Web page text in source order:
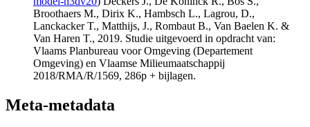
Broothaers M., Dirix K., Hambsch L., Lagrou, D.,
Lanckacker T., Matthijs, J., Rombaut B., Van Baelen K. &
Van Haren T., 2019. Studie uitgevoerd in opdracht van:
Vlaams Planbureau voor Omgeving (Departement
Omgeving) en Vlaamse Milieumaatschappij
2018/RMA/R/1569, 286p + bijlagen.
Meta-metadata